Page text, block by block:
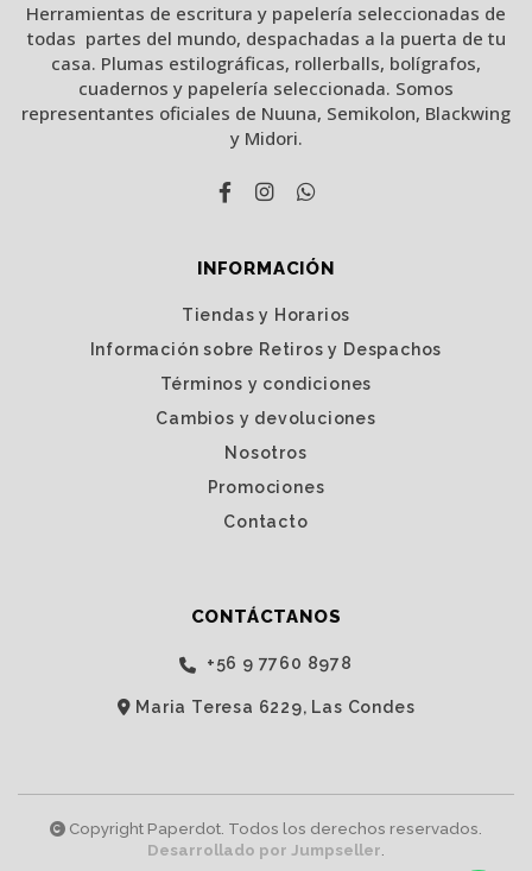
Herramientas de escritura y papelería seleccionadas de
todas partes del mundo, despachadas a la puerta de tu
casa. Plumas estilográficas, rollerballs, bolígrafos,
cuadernos y papelería seleccionada. Somos
representantes oficiales de Nuuna, Semikolon, Blackwing
y Midori.
INFORMACIÓN
Tiendas y Horarios
Información sobre Retiros y Despachos
Términos y condiciones
Cambios y devoluciones
Nosotros
Promociones
Contacto
CONTÁCTANOS
‭+56 9 7760 8978‬
Maria Teresa 6229, Las Condes
Copyright Paperdot. Todos los derechos reservados.
Desarrollado por Jumpseller